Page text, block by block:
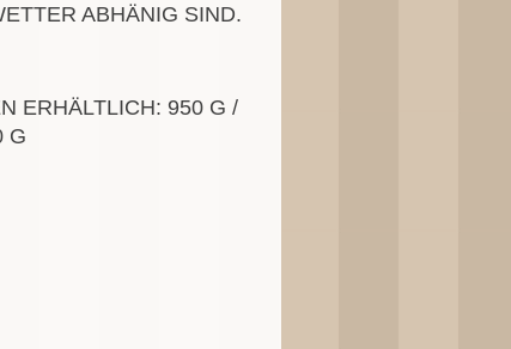
ABHÄNIG SIND.
ERHÄLTLICH: 950 G /
G